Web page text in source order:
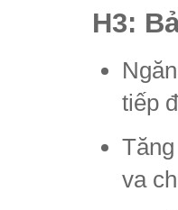
H3:
tiếp
va